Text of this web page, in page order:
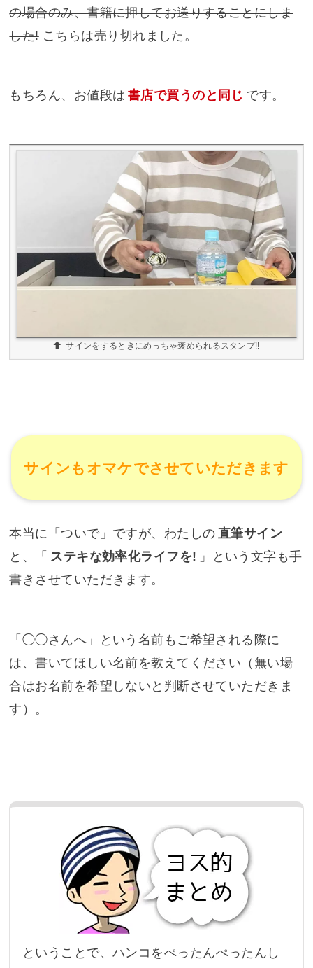
の場合のみ、書籍に押してお送りすることにしま
した! こちらは売り切れました。
もちろん、お値段は 書店で買うのと同じ です。
サインをするときにめっちゃ褒められるスタンプ!!
サインもオマケでさせていただきます
本当に「ついで」ですが、わたしの 直筆サイン
と、「 ステキな効率化ライフを! 」という文字も手
書きさせていただきます。
「◯◯さんへ」という名前もご希望される際に
は、書いてほしい名前を教えてください（無い場
合はお名前を希望しないと判断させていただきま
す）。
ということで、ハンコをぺったんぺったんし